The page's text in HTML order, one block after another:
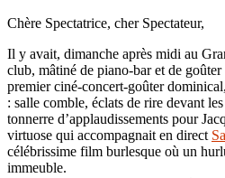
Chère Spectatrice, cher Spectateur,
Il y avait, dimanche après midi au
club, mâtiné de piano-bar et de
premier ciné-concert-goûter
: salle comble, éclats de rire devant
tonnerre d’applaudissements pour
virtuose qui accompagnait en direct
célébrissime film burlesque où un
immeuble.